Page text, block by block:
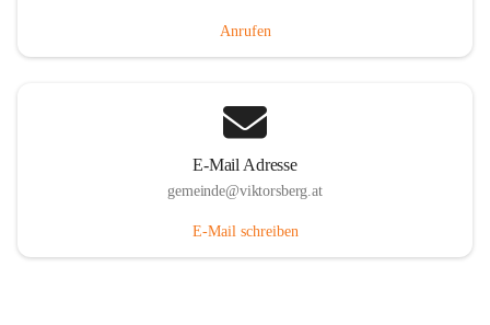
Anrufen
E-Mail Adresse
gemeinde@viktorsberg.at
E-Mail schreiben